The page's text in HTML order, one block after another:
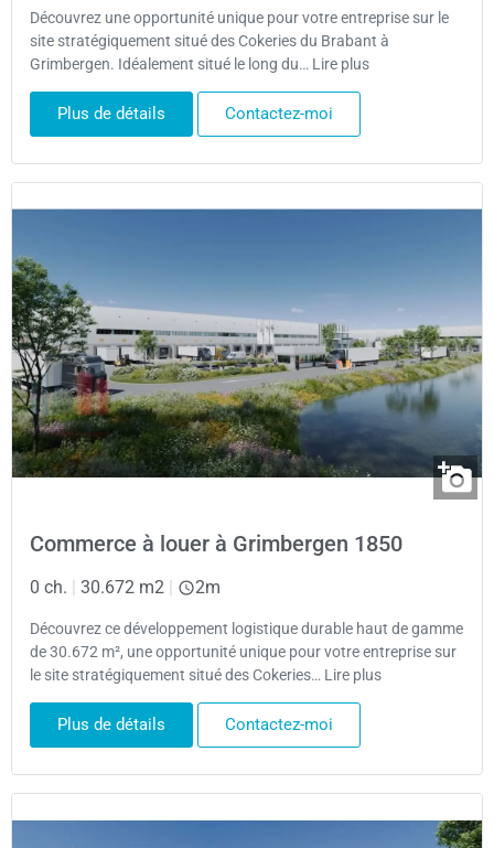
Découvrez une opportunité unique pour votre entreprise sur le
site stratégiquement situé des Cokeries du Brabant à
Grimbergen. Idéalement situé le long du… Lire plus
Plus de détails Contactez-moi
Commerce à louer à Grimbergen 1850
0 ch. 30.672 m2 2m
Découvrez ce développement logistique durable haut de gamme
de 30.672 m², une opportunité unique pour votre entreprise sur
le site stratégiquement situé des Cokeries… Lire plus
Plus de détails Contactez-moi